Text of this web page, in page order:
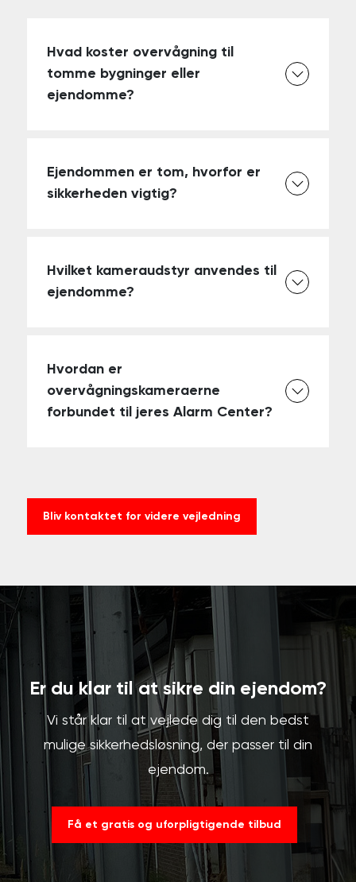
Hvad koster overvågning til
tomme bygninger eller
ejendomme?
Ejendommen er tom, hvorfor er
sikkerheden vigtig?
Hvilket kameraudstyr anvendes til
ejendomme?
Hvordan er
overvågningskameraerne
forbundet til jeres Alarm Center?
Bliv kontaktet for videre vejledning
Er du klar til at sikre din ejendom?
Vi står klar til at vejlede dig til den bedst
mulige sikkerhedsløsning, der passer til din
ejendom.
Få et gratis og uforpligtigende tilbud